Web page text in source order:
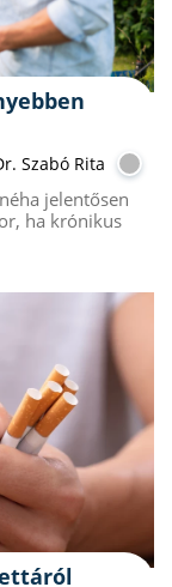
Szabó Rita
jelentősen
ha krónikus